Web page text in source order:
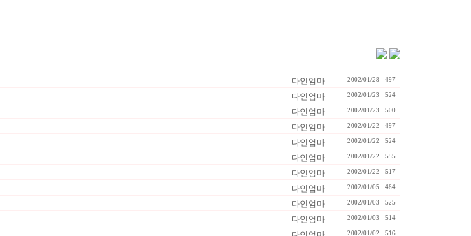
다인엄마 2002/01/28 497
다인엄마 2002/01/23 524
다인엄마 2002/01/23 500
다인엄마 2002/01/22 497
다인엄마 2002/01/22 524
다인엄마 2002/01/22 555
다인엄마 2002/01/22 517
다인엄마 2002/01/05 464
다인엄마 2002/01/03 525
다인엄마 2002/01/03 514
2002/01/02 516